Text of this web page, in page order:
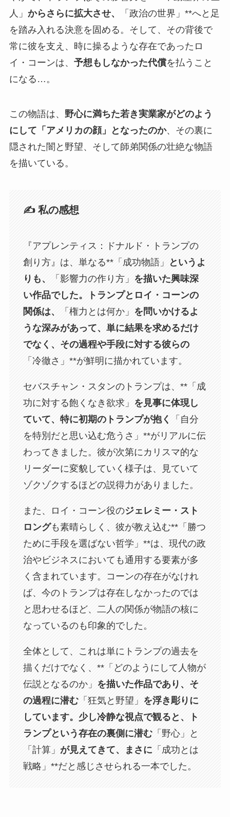
人」 からさらに拡大させ、
「政治の世界」**へと足
を踏み入れる決意を固める。そして、その背後で
常に彼を支え、時に操るような存在であったロ
イ・コーンは、 予想もしなかった代償を払うこと
になる…。
この物語は、 野心に満ちた若き実業家がどのよう
にして「アメリカの顔」となったのか、その裏に
隠された闇と野望、そして師弟関係の壮絶な物語
を描いている。
✍️ 私の感想
『アプレンティス：ドナルド・トランプの
創り方』は、単なる**「成功物語」
というよ
りも、
「影響力の作り方」 を描いた興味深
い作品でした。トランプとロイ・コーンの
関係は、
「権力とは何か」 を問いかけるよ
うな深みがあって、単に結果を求めるだけ
でなく、その過程や手段に対する彼らの
「冷徹さ」**が鮮明に描かれています。
セバスチャン・スタンのトランプは、**「成
功に対する飽くなき欲求」 を見事に体現し
ていて、特に初期のトランプが抱く
「自分
を特別だと思い込む危うさ」**がリアルに伝
わってきました。彼が次第にカリスマ的な
リーダーに変貌していく様子は、見ていて
ゾクゾクするほどの説得力がありました。
また、ロイ・コーン役のジェレミー・スト
ロングも素晴らしく、彼が教え込む**「勝つ
ために手段を選ばない哲学」**は、現代の政
治やビジネスにおいても通用する要素が多
く含まれています。コーンの存在がなけれ
ば、今のトランプは存在しなかったのでは
と思わせるほど、二人の関係が物語の核に
なっているのも印象的でした。
全体として、これは単にトランプの過去を
描くだけでなく、**「どのようにして人物が
伝説となるのか」 を描いた作品であり、そ
の過程に潜む「狂気と野望」 を浮き彫りに
しています。少し冷静な視点で観ると、ト
ランプという存在の裏側に潜む「野心」と
「計算」 が見えてきて、まさに 「成功とは
戦略」**だと感じさせられる一本でした。